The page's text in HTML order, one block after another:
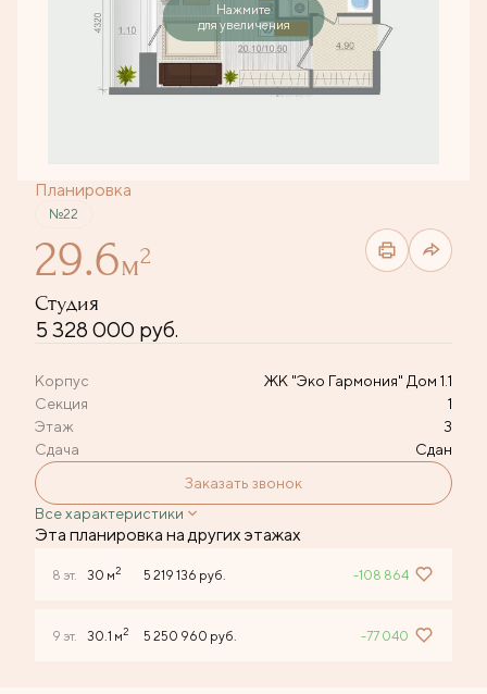
Нажмите
для увеличения
Планировка
№22
29.6м2
Студия
5 328 000 руб.
Корпус
ЖК "Эко Гармония" Дом 1.1
Секция
1
Этаж
3
Сдача
Сдан
Заказать звонок
Все характеристики
Эта планировка на других этажах
8 эт. 30 м2 5 219 136 руб. -108 864
9 эт. 30.1 м2 5 250 960 руб. -77 040